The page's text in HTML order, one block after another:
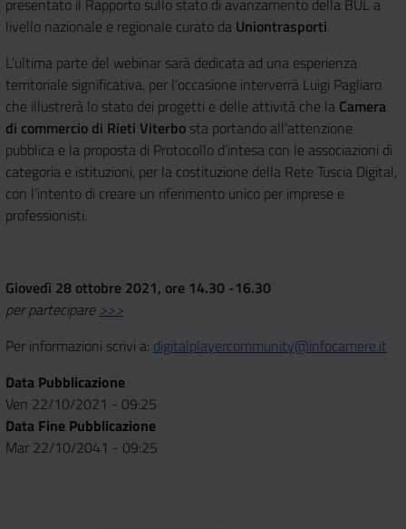
presentato il Rapporto sullo stato di avanzamento della BUL a
livello nazionale e regionale curato da Uniontrasporti.
L’ultima parte del webinar sarà dedicata ad una esperienza
territoriale significativa, per l’occasione interverrà Luigi Pagliaro
che illustrerà lo stato dei progetti e delle attività che la Camera
di commercio di Rieti Viterbo sta portando all’attenzione
pubblica e la proposta di Protocollo d’intesa con le associazioni di
categoria e istituzioni, per la costituzione della Rete Tuscia Digital,
con l’intento di creare un riferimento unico per imprese e
professionisti.
Giovedì 28 ottobre 2021, ore 14.30 -16.30
per partecipare >>>
Per informazioni scrivi a: digitalplayercommunity@infocamere.it
Data Pubblicazione
Ven 22/10/2021 - 09:25
Data Fine Pubblicazione
Mar 22/10/2041 - 09:25